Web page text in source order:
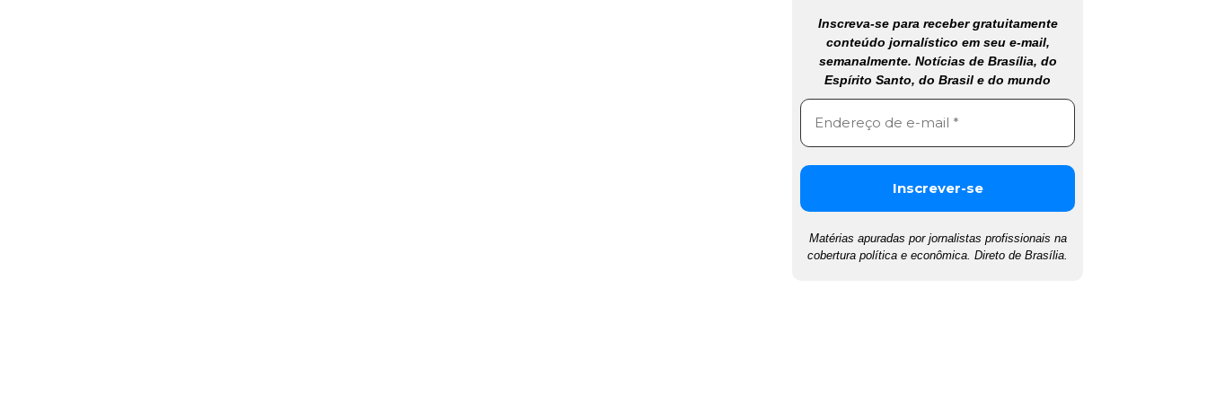
Inscreva-se para receber gratuitamente
conteúdo jornalístico em seu e-mail,
semanalmente. Notícias de Brasília, do
Espírito Santo, do Brasil e do mundo
Matérias apuradas por jornalistas profissionais na
cobertura política e econômica. Direto de Brasília.